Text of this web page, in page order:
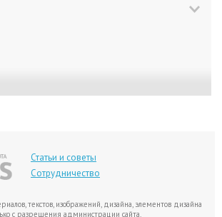
Статьи и советы
Сотрудничество
текстов, изображений, дизайна, элементов дизайна
с разрешения администрации сайта.